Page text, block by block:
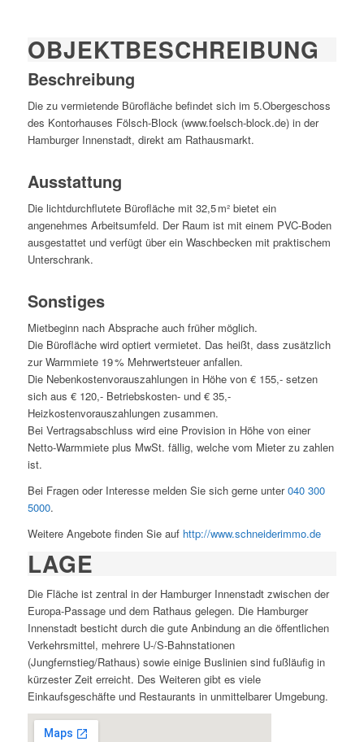
OBJEKT­BESCHREIBUNG
Beschreibung
Die zu vermietende Bürofläche befindet sich im 5.Obergeschoss
des Kontorhauses Fölsch-Block (www.foelsch-block.de) in der
Hamburger Innenstadt, direkt am Rathausmarkt.
Ausstattung
Die lichtdurchflutete Bürofläche mit 32,5 m² bietet ein
angenehmes Arbeitsumfeld. Der Raum ist mit einem PVC-Boden
ausgestattet und verfügt über ein Waschbecken mit praktischem
Unterschrank.
Sonstiges
Mietbeginn nach Absprache auch früher möglich.
Die Bürofläche wird optiert vermietet. Das heißt, dass zusätzlich
zur Warmmiete 19 % Mehrwertsteuer anfallen.
Die Nebenkostenvorauszahlungen in Höhe von € 155,- setzen
sich aus € 120,- Betriebskosten- und € 35,-
Heizkostenvorauszahlungen zusammen.
Bei Vertragsabschluss wird eine Provision in Höhe von einer
Netto-Warmmiete plus MwSt. fällig, welche vom Mieter zu zahlen
ist.
Bei Fragen oder Interesse melden Sie sich gerne unter040 300
5000.
Weitere Angebote finden Sie auf http://www.schneiderimmo.de
LAGE
Die Fläche ist zentral in der Hamburger Innenstadt zwischen der
Europa-Passage und dem Rathaus gelegen. Die Hamburger
Innenstadt besticht durch die gute Anbindung an die öffentlichen
Verkehrsmittel, mehrere U-/S-Bahnstationen
(Jungfernstieg/Rathaus) sowie einige Buslinien sind fußläufig in
kürzester Zeit erreicht. Des Weiteren gibt es viele
Einkaufsgeschäfte und Restaurants in unmittelbarer Umgebung.